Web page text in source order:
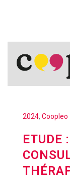
2024, Coopleo
ETUDE